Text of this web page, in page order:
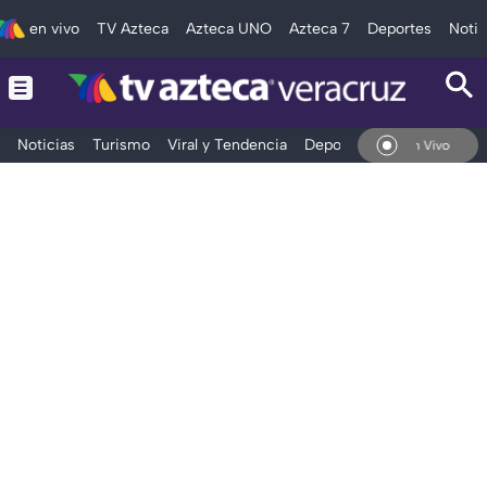
en vivo TV Azteca Azteca UNO Azteca 7 Deportes
Noticias Turismo Viral y Tendencia Deportes Espectáculos
En Vivo